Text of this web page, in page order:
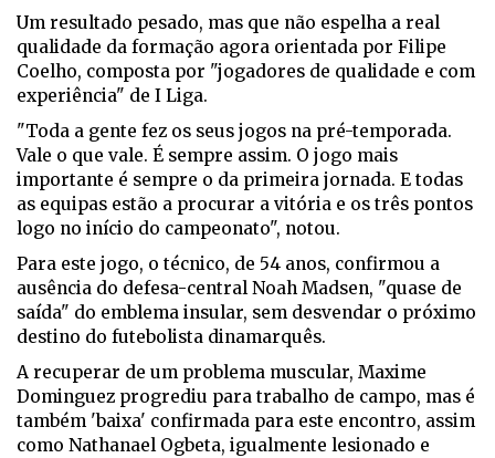
Um resultado pesado, mas que não espelha a real
qualidade da formação agora orientada por Filipe
Coelho, composta por "jogadores de qualidade e com
experiência" de I Liga.
"Toda a gente fez os seus jogos na pré-temporada.
Vale o que vale. É sempre assim. O jogo mais
importante é sempre o da primeira jornada. E todas
as equipas estão a procurar a vitória e os três pontos
logo no início do campeonato", notou.
Para este jogo, o técnico, de 54 anos, confirmou a
ausência do defesa-central Noah Madsen, "quase de
saída" do emblema insular, sem desvendar o próximo
destino do futebolista dinamarquês.
A recuperar de um problema muscular, Maxime
Dominguez progrediu para trabalho de campo, mas é
também 'baixa' confirmada para este encontro, assim
como Nathanael Ogbeta, igualmente lesionado e